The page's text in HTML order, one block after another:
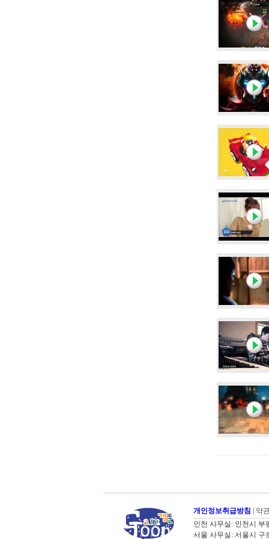
개인정보취급방침
약
인천 사무실: 인천시 부
서울 사무실: 서울시 구